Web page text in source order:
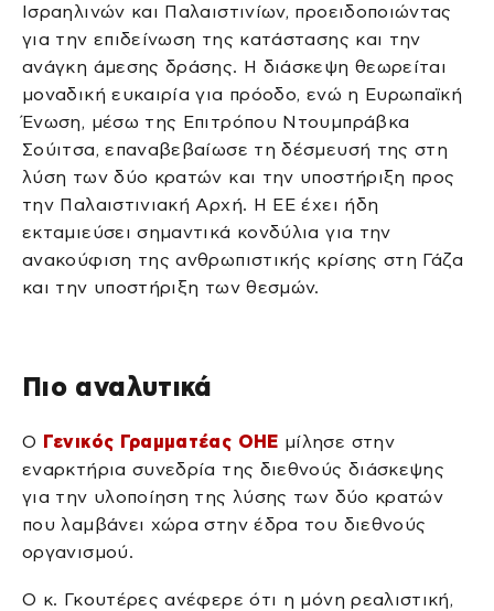
Ισραηλινών και Παλαιστινίων, προειδοποιώντας
για την επιδείνωση της κατάστασης και την
ανάγκη άμεσης δράσης. Η διάσκεψη θεωρείται
μοναδική ευκαιρία για πρόοδο, ενώ η Ευρωπαϊκή
Ένωση, μέσω της Επιτρόπου Ντουμπράβκα
Σούιτσα, επαναβεβαίωσε τη δέσμευσή της στη
λύση των δύο κρατών και την υποστήριξη προς
την Παλαιστινιακή Αρχή. Η ΕΕ έχει ήδη
εκταμιεύσει σημαντικά κονδύλια για την
ανακούφιση της ανθρωπιστικής κρίσης στη Γάζα
και την υποστήριξη των θεσμών.
Πιο αναλυτικά
Ο Γενικός Γραμματέας ΟΗΕ μίλησε στην
εναρκτήρια συνεδρία της διεθνούς διάσκεψης
για την υλοποίηση της λύσης των δύο κρατών
που λαμβάνει χώρα στην έδρα του διεθνούς
οργανισμού.
Ο κ. Γκουτέρες ανέφερε ότι η μόνη ρεαλιστική,